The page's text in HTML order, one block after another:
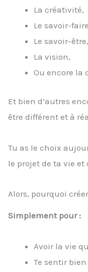
La créativité,
Le savoir-faire
Le savoir-être,
La vision,
Ou encore la
Et bien d’autres
être différent et à
Tu as le choix
le projet de ta vie et
Alors, pourquoi
Simplement pour :
Avoir la vie
Te sentir